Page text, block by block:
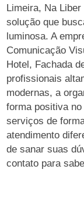
Limeira, Na
solução que
luminosa. A
Comunicação
Hotel, Fachada
profissionais
modernas, a
forma positiva
serviços de
atendimento
de sanar suas
contato para